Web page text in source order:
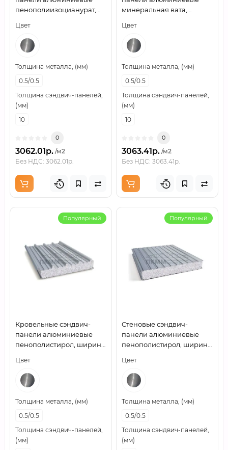
пенополиизоцианурат,
10 мм, 0.5/0.5
Цвет
Толщина металла, (мм)
0.5/0.5
Толщина сэндвич-панелей,
(мм)
10
0
3062.01р. /м2
Без НДС: 3062.01р.
минеральная вата,
10 мм, 0.5/0.5
Цвет
Толщина металла, (мм)
0.5/0.5
Толщина сэндвич-панелей,
(мм)
10
0
3063.41р. /м2
Без НДС: 3063.41р.
Популярный
Кровельные сэндвич-
панели алюминиевые
пенополистирол, ширина
0.5/0.5
Цвет
Толщина металла, (мм)
0.5/0.5
Толщина сэндвич-панелей,
(мм)
Популярный
Стеновые сэндвич-
панели алюминиевые
пенополистирол, ширина
0.5/0.5
Цвет
Толщина металла, (мм)
0.5/0.5
Толщина сэндвич-панелей,
(мм)